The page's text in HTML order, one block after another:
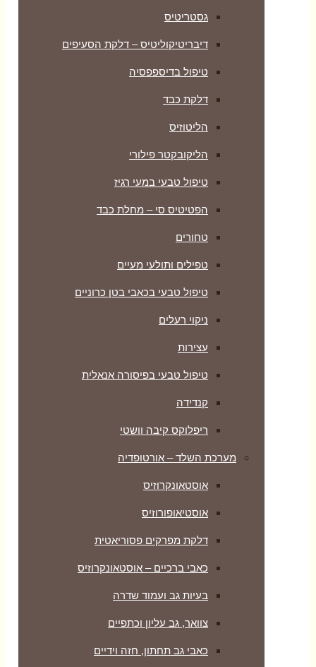
גסטריטיס
דיבריטיקוליטיס – דלקת הסעיפים
טיפול בדיספפסיה
דלקת כבד
הליטוזיס
הליקובקטר פילורי
טיפול טבעי במעי רגיז
הפטיטיס סי – מחלת כבד
טחורים
טפילים ותולעי מעיים
טיפול טבעי בכאבי בטן כרוניים
ניקוי רעלים
עצירות
טיפול טבעי בפיסורה אנאלית
קנדידה
ריפלוקס קיבה וושטי
מערכת השלד – אורטופדיה
אוסטאונקרוזיס
אוסטיאופורוזיס
דלקת מפרקים פסוריאטית
כאבי ברכיים – אוסטאונקרוזיס
בעיות גב ועמוד שדרה
צוואר, גב עליון וכתפיים
כאבי גב תחתון, חזה וידיים